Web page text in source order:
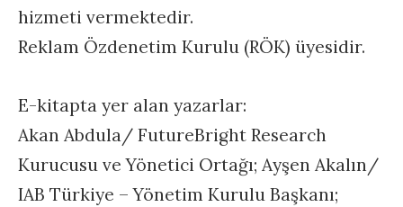
hizmeti vermektedir.
Reklam Özdenetim Kurulu (RÖK) üyesidir.
E-kitapta yer alan yazarlar:
Akan Abdula/ FutureBright Research
Kurucusu ve Yönetici Ortağı; Ayşen Akalın/
IAB Türkiye – Yönetim Kurulu Başkanı;